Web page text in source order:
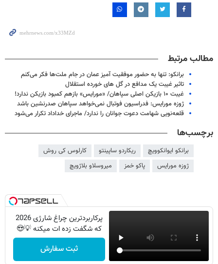
مطالب مرتبط
برانکو: تنها به حضور موفقیت آمیز عمان در جام ملت‌ها فکر می‌کنم
تاثیر غیبت یک مدافع در گل های خورده استقلال
غیبت ۱۰ بازیکن اصلی سپاهان/ «مورایس» بازهم کمبود بازیکن ندارد!
ژوزه مورایس: فدراسیون فوتبال نمی‌خواهد سپاهان صدرنشین باشد
قلعه‌نویی شهامت دعوت جوانان را ندارد/ ماجرای خداداد تکرار می‌شود
برچسب‌ها
برانکو ایوانکوویچ ریکاردو ساپینتو
کارلوس کی روش
ژوزه مورایس
پاکو خمز میروسلاو بلاژویچ
پرکاربردترین چراغ شارژی 2026
که شگفت زده ات میکنه 💡😍
ثبت سفارش